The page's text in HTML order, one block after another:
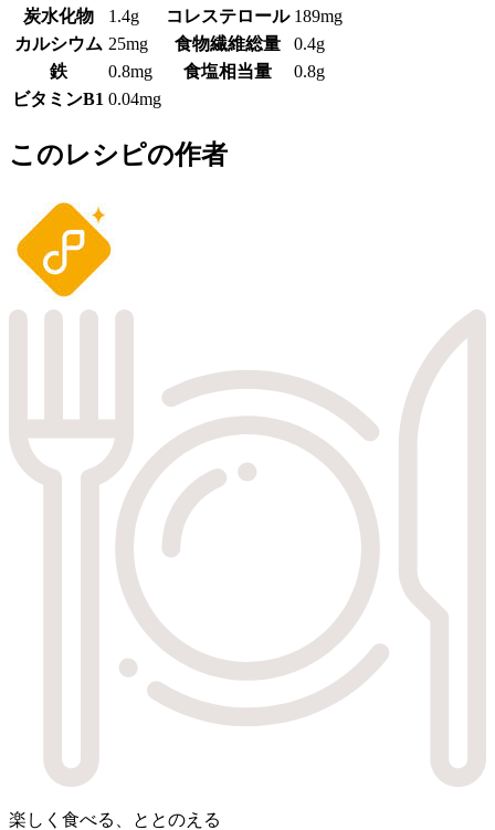
炭水化物 1.4g コレステロール 189mg
カルシウム 25mg 食物繊維総量
0.4g
鉄
0.8mg 食塩相当量
0.8g
ビタミンB1 0.04mg
このレシピの作者
楽しく食べる、ととのえる